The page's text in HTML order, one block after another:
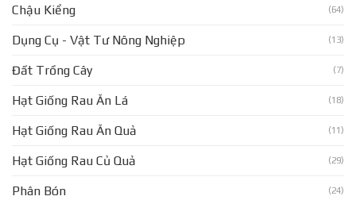
Chậu Kiểng (64)
Dụng Cụ - Vật Tư Nông Nghiệp (13)
Đất Trồng Cây (7)
Hạt Giống Rau Ăn Lá (18)
Hạt Giống Rau Ăn Quả (11)
Hạt Giống Rau Củ Quả (29)
Phân Bón (24)